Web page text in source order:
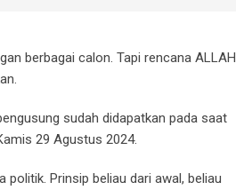
berbagai calon. Tapi rencana ALLAH
sudah didapatkan pada saat
29 Agustus 2024.
Prinsip beliau dari awal, beliau